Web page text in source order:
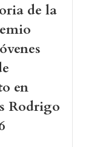
de la
en
Rodrigo